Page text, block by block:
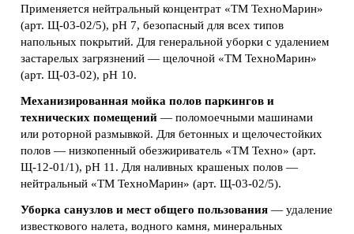
Применяется нейтральный концентрат «ТМ ТехноМарин»
(арт. Щ-03-02/5), pH 7, безопасный для всех типов
напольных покрытий. Для генеральной уборки с удалением
застарелых загрязнений — щелочной «ТМ ТехноМарин»
(арт. Щ-03-02), pH 10.
Механизированная мойка полов паркингов и
технических помещений — поломоечными машинами
или роторной размывкой. Для бетонных и щелочестойких
полов — низкопенный обезжириватель «ТМ Техно» (арт.
Щ-12-01/1), pH 11. Для наливных крашеных полов —
нейтральный «ТМ ТехноМарин» (арт. Щ-03-02/5).
Уборка санузлов и мест общего пользования — удаление
известкового налета, водного камня, минеральных